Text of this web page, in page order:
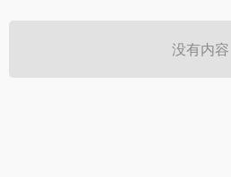
没有内容